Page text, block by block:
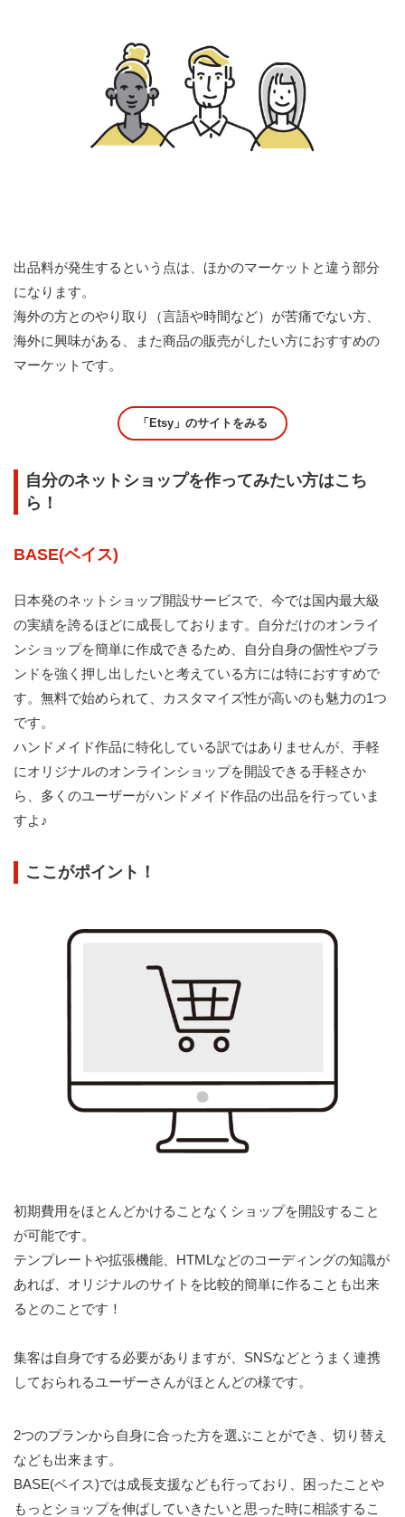
出品料が発生するという点は、ほかのマーケットと違う部分
になります。
海外の方とのやり取り（言語や時間など）が苦痛でない方、
海外に興味がある、また商品の販売がしたい方におすすめの
マーケットです。
「Etsy」のサイトをみる
自分のネットショップを作ってみたい方はこち
ら！
BASE(ベイス)
日本発のネットショップ開設サービスで、今では国内最大級
の実績を誇るほどに成長しております。自分だけのオンライ
ンショップを簡単に作成できるため、自分自身の個性やブラ
ンドを強く押し出したいと考えている方には特におすすめで
す。無料で始められて、カスタマイズ性が高いのも魅力の1つ
です。
ハンドメイド作品に特化している訳ではありませんが、手軽
にオリジナルのオンラインショップを開設できる手軽さか
ら、多くのユーザーがハンドメイド作品の出品を行っていま
すよ♪
ここがポイント！
初期費用をほとんどかけることなくショップを開設すること
が可能です。
テンプレートや拡張機能、HTMLなどのコーディングの知識が
あれば、オリジナルのサイトを比較的簡単に作ることも出来
るとのことです！
集客は自身でする必要がありますが、SNSなどとうまく連携
しておられるユーザーさんがほとんどの様です。
2つのプランから自身に合った方を選ぶことができ、切り替え
なども出来ます。
BASE(ベイス)では成長支援なども行っており、困ったことや
もっとショップを伸ばしていきたいと思った時に相談するこ